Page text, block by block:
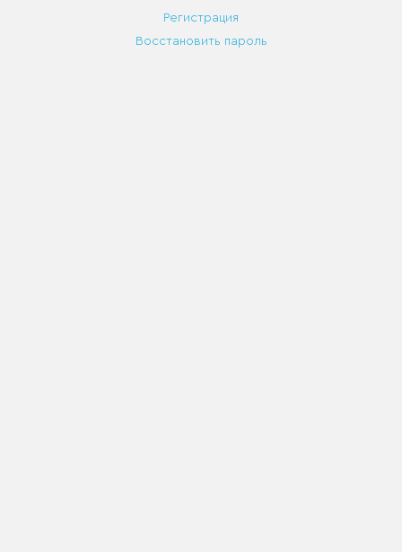
Регистрация
Восстановить пароль